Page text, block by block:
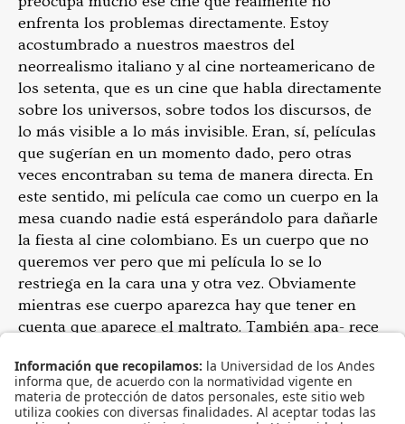
enfrenta los problemas directamente. Estoy
acostumbrado a nuestros maestros del
neorrealismo italiano y al cine norteamericano de
los setenta, que es un cine que habla directamente
sobre los universos, sobre todos los discursos, de
lo más visible a lo más invisible. Eran, sí, películas
que sugerían en un momento dado, pero otras
veces encontraban su tema de manera directa. En
este sentido, mi película cae como un cuerpo en la
mesa cuando nadie está esperándolo para dañarle
la fiesta al cine colombiano. Es un cuerpo que no
queremos ver pero que mi película lo se lo
restriega en la cara una y otra vez. Obviamente
mientras ese cuerpo aparezca hay que tener en
cuenta que aparece el maltrato. También apa- rece
del maltratado. Es decir, vemos cómo ella
sobrevive, cómo ella va solucionando y va
resolviendo esa persecución. Además, está el tema